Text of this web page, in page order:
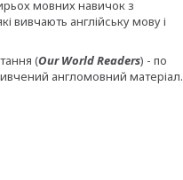
мовних навичок з
вивчають англійську мову і
(Our World Readers) - по
англомовний матеріал.